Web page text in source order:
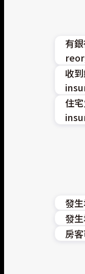
有
請
員
收
住
3.
4.
發
地
以
發
申
房